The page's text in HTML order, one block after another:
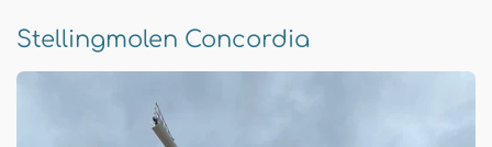
Stellingmolen Concordia